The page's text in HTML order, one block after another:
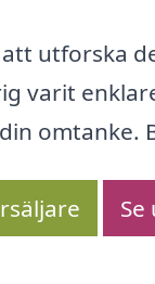
utforska
varit
omtanke.